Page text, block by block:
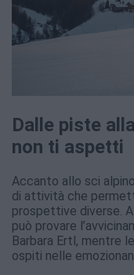
Dalle piste
non ti aspetti
Accanto allo sci
di attività che
prospettive diverse.
può provare
Barbara Ertl, mentre
ospiti nelle